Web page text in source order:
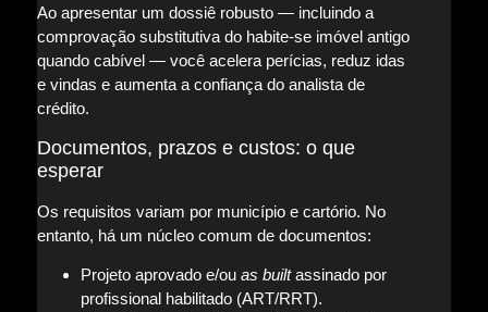
Ao apresentar um dossiê robusto — incluindo a
comprovação substitutiva do habite-se imóvel antigo
quando cabível — você acelera perícias, reduz idas
e vindas e aumenta a confiança do analista de
crédito.
Documentos, prazos e custos: o que
esperar
Os requisitos variam por município e cartório. No
entanto, há um núcleo comum de documentos:
Projeto aprovado e/ou as builtassinado por
profissional habilitado (ART/RRT).